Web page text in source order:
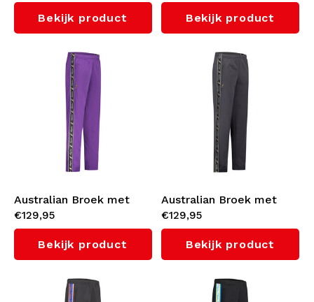
Bekijk product Bekijk product
Australian Broek met
zwarte bies 3.0 (Violet)
€129,95
Bekijk product
Australian Broek met
zwarte bies 3.0
(Titanium Grey)
€129,95
Bekijk product